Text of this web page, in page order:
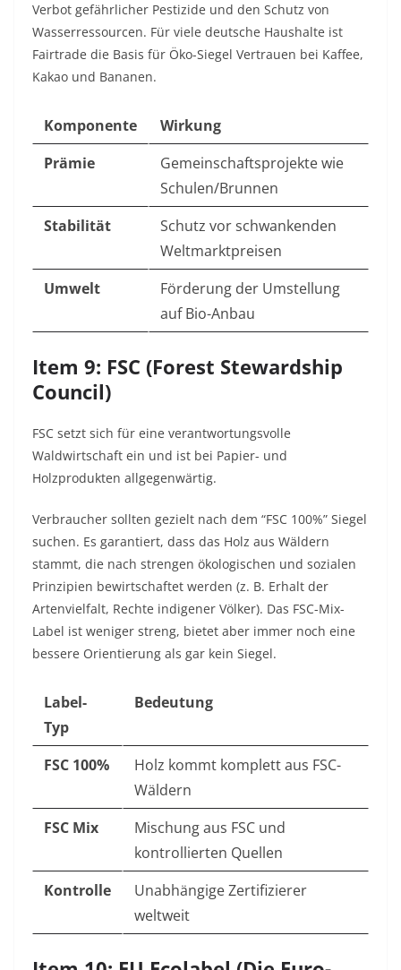
Verbot gefährlicher Pestizide und den Schutz von
Wasserressourcen. Für viele deutsche Haushalte ist
Fairtrade die Basis für Öko-Siegel Vertrauen bei Kaffee,
Kakao und Bananen.
Komponente
Wirkung
Prämie
Gemeinschaftsprojekte wie
Schulen/Brunnen
Stabilität
Schutz vor schwankenden
Weltmarktpreisen
Umwelt
Förderung der Umstellung
auf Bio-Anbau
Item 9: FSC (Forest Stewardship
Council)
FSC setzt sich für eine verantwortungsvolle
Waldwirtschaft ein und ist bei Papier- und
Holzprodukten allgegenwärtig.
Verbraucher sollten gezielt nach dem “FSC 100%” Siegel
suchen. Es garantiert, dass das Holz aus Wäldern
stammt, die nach strengen ökologischen und sozialen
Prinzipien bewirtschaftet werden (z. B. Erhalt der
Artenvielfalt, Rechte indigener Völker). Das FSC-Mix-
Label ist weniger streng, bietet aber immer noch eine
bessere Orientierung als gar kein Siegel.
Label-
Typ
Bedeutung
FSC 100%
Holz kommt komplett aus FSC-
Wäldern
FSC Mix
Mischung aus FSC und
kontrollierten Quellen
Kontrolle
Unabhängige Zertifizierer
weltweit